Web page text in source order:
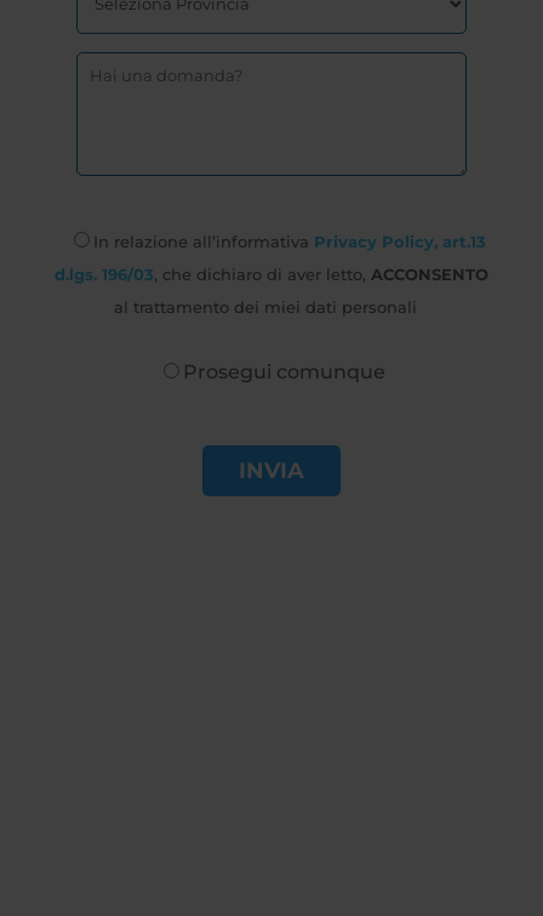
In relazione all’informativa Privacy Policy, art.13
d.lgs. 196/03, che dichiaro di aver letto, ACCONSENTO
al trattamento dei miei dati personali
Prosegui comunque